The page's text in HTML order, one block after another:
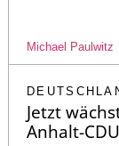
Michael Paulwitz
Jetzt
Anhalt-